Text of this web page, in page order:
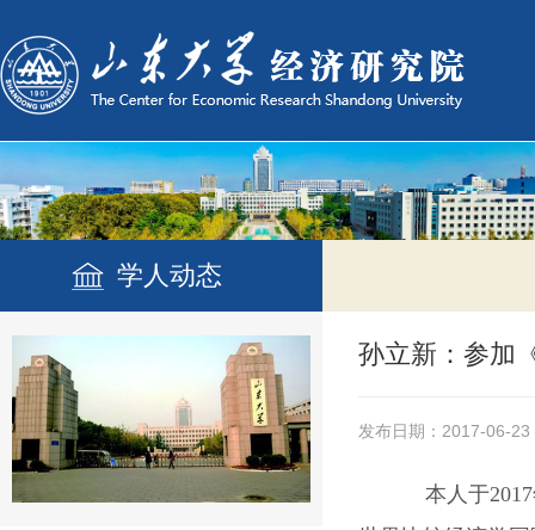
学人动态
孙立新：参加
发布日期：2017-06-23
本人于2017